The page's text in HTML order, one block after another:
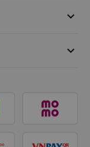
keyboard_arrow_down
keyboard_arrow_down